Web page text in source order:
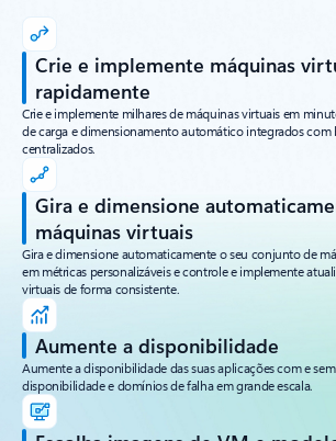
Crie e implemente máquinas
rapidamente
Crie e implemente milhares de máquinas virtuais em
de carga e dimensionamento automático integrados com
centralizados.
Gira e dimensione
máquinas virtuais
Gira e dimensione automaticamente o seu conjunto de
em métricas personalizáveis e controle e implemente
virtuais de forma consistente.
Aumente a disponibilidade
Aumente a disponibilidade das suas aplicações com e
disponibilidade e domínios de falha em grande escala.